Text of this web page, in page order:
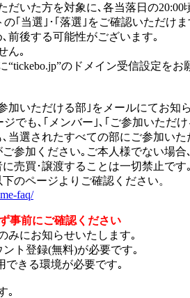
いた方を対象に､各当落日の
｢当選｣･｢落選｣をご確認いただけま
前後する可能性がございます｡
ん｡
のドメイン受信設定をお
いただける部｣をメールにてお知
でも､｢メンバー｣､｢ご参加いただ
選されたすべての部にご参加いた
参加ください｡ご本人様でない場
売買･譲渡することは一切禁止で
のページよりご確認ください。
faq/
事前にご確認ください
みにお知らせいたします｡
ト登録(無料)が必要です｡
できる環境が必要です｡
｡